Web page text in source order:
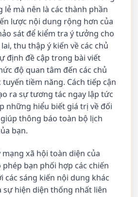
lẻ mà nên là các thành phần
lược nội dung rộng hơn của
sát để kiểm tra ý tưởng cho
thu thập ý kiến về các chủ
định đề cập trong bài viết
độ quan tâm đến các chủ
tiềm năng. Cách tiếp cận
ra sự tương tác ngay lập tức
những hiểu biết giá trị về đối
thông báo toàn bộ lịch
bạn.
mạng xã hội toàn diện của
bạn phối hợp các chiến
các sáng kiến nội dung khác
sự hiện diện thống nhất liên